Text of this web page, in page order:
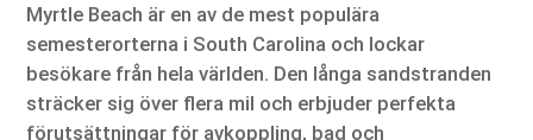
Myrtle Beach är en av de mest populära
semesterorterna i South Carolina och lockar
besökare från hela världen. Den långa sandstranden
sträcker sig över flera mil och erbjuder perfekta
förutsättningar för avkoppling, bad och